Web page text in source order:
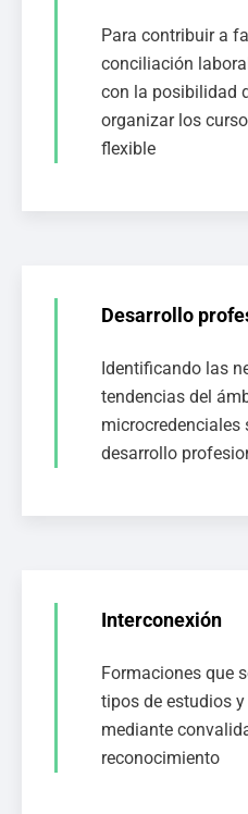
Para contribuir a
conciliación
con la posibilidad
organizar los
flexible
Desarrollo
Identificando las
tendencias del
microcredenciales
desarrollo
Interconexión
Formaciones que
tipos de estudios
mediante
reconocimiento